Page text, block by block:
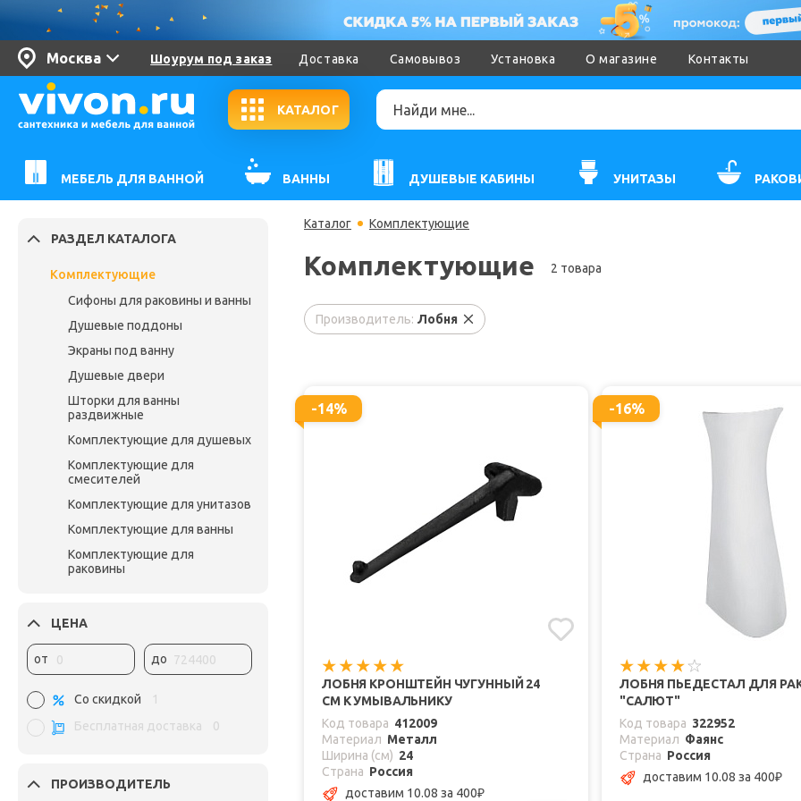
Москва Шоурум под заказ Доставка Самовывоз Установка О магазине Контакты
КАТАЛОГ
МЕБЕЛЬ ДЛЯ ВАННОЙ ВАННЫ ДУШЕВЫЕ КАБИНЫ УНИТАЗЫ
РАЗДЕЛ КАТАЛОГА
Комплектующие
Сифоны для раковины и ванны
Душевые поддоны
Экраны под ванну
Душевые двери
Шторки для ванны
раздвижные
Комплектующие для душевых
Комплектующие для
смесителей
Комплектующие для унитазов
Комплектующие для ванны
Комплектующие для
раковины
ЦЕНА
от до
Со скидкой
1
Бесплатная доставка
0
ПРОИЗВОДИТЕЛЬ
Каталог Комплектующие
Комплектующие 2 товара
Производитель: Лобня
-14%
ЛОБНЯ КРОНШТЕЙН ЧУГУННЫЙ 24
СМ К УМЫВАЛЬНИКУ
Код товара 412009
Материал Металл
Ширина (см) 24
Страна Россия
доставим 10.08 за 400₽
-16%
ЛОБНЯ ПЬЕДЕСТАЛ ДЛЯ
"САЛЮТ"
Код товара 322952
Материал Фаянс
Страна Россия
доставим 10.08 за 400₽